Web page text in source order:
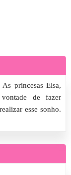
princesas Elsa,
de fazer
esse sonho.